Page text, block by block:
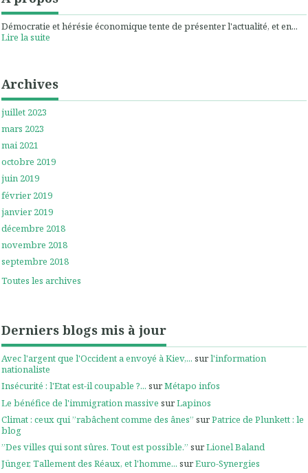
Démocratie et hérésie économique tente de présenter l'actualité, et en...
Lire la suite
Archives
juillet 2023
mars 2023
mai 2021
octobre 2019
juin 2019
février 2019
janvier 2019
décembre 2018
novembre 2018
septembre 2018
Toutes les archives
Derniers blogs mis à jour
Avec l'argent que l'Occident a envoyé à Kiev,... surl'information
nationaliste
Insécurité : l'Etat est-il coupable ?... surMétapo infos
Le bénéfice de l'immigration massive surLapinos
Climat : ceux qui ”rabâchent comme des ânes” surPatrice de Plunkett : le
blog
”Des villes qui sont sûres. Tout est possible.” surLionel Baland
Jünger, Tallement des Réaux, et l'homme... surEuro-Synergies